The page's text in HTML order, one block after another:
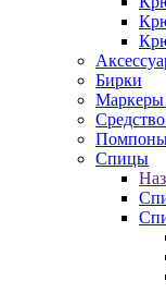
Бирки
Маркеры
Спицы